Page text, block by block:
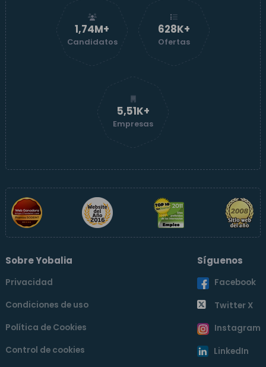
1,74M+
Candidatos
629K+
Ofertas
5,51K+
Empresas
Sobre Yobalia
Privacidad
Condiciones de uso
Política de Cookies
Control de cookies
Síguenos
Facebook
Twitter X
Instagram
LinkedIn